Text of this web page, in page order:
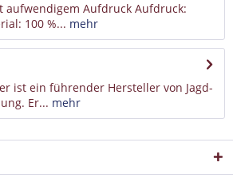
aufwendigem Aufdruck Aufdruck:
100 %... mehr
ist ein führender Hersteller von Jagd-
Er... mehr